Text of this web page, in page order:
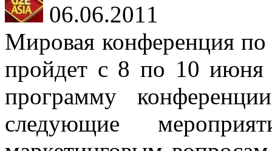
06.06.2011
Мировая конференция
пройдет с 8 по 10
программу
следующие